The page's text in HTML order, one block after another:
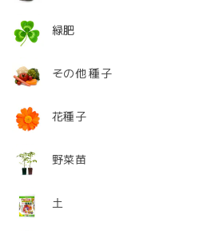
緑肥
その他 種子
花種子
野菜苗
土